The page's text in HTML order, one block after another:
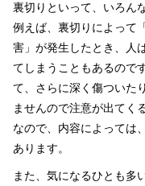
裏切りといって、いろん
例えば、裏切りによって
害」が発生したとき、人
てしまうこともあるので
て、さらに深く傷ついた
ませんので注意が出てく
なので、内容によっては
あります。
また、気になるひとも多